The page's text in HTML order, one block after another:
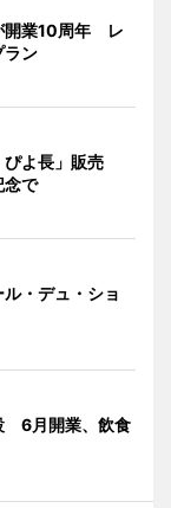
開業10周年 レ
ラン
ぴよ長」販売
念で
・デュ・ショ
6月開業、飲食